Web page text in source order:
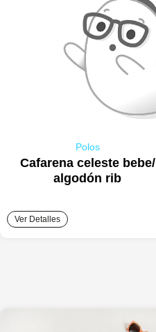
Polos
Cafarena celeste bebe/
algodón rib
Ver Detalles